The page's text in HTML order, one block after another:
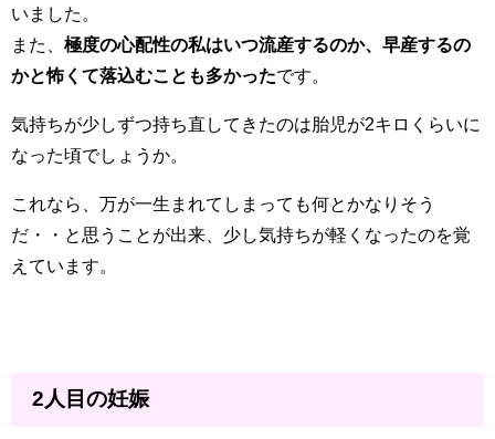
いました。
また、 極度の心配性の私はいつ流産するのか、早産するの
かと怖くて落込むことも多かったです。
気持ちが少しずつ持ち直してきたのは胎児が2キロくらいに
なった頃でしょうか。
これなら、万が一生まれてしまっても何とかなりそう
だ・・と思うことが出来、少し気持ちが軽くなったのを覚
えています。
2人目の妊娠